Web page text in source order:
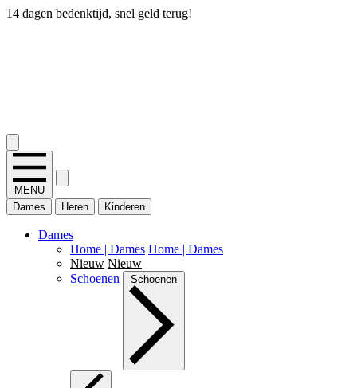
14 dagen bedenktijd, snel geld terug!
MENU
Dames
Heren Kinderen
Dames
Home | Dames Home | Dames
Nieuw Nieuw
Schoenen
Schoenen